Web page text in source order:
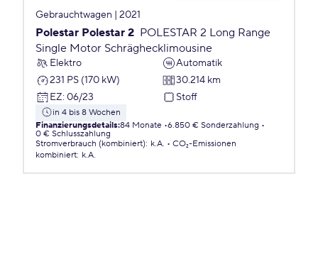
Gebrauchtwagen | 2021
Polestar Polestar 2 POLESTAR 2 Long Range
Single Motor Schräghecklimousine
Elektro
Automatik
231 PS (170 kW)
30.214 km
EZ: 06/23 Stoff
in 4 bis 8 Wochen
Finanzierungsdetails:84 Monate 6.850 € Sonderzahlung
0 € Schlusszahlung
Stromverbrauch (kombiniert): k.A.
CO₂-Emissionen
kombiniert: k.A.